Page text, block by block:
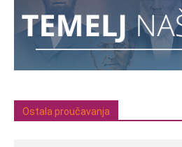
Ostala proučavanja